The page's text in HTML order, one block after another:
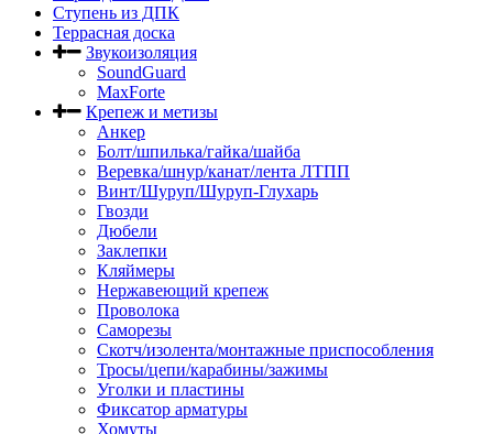
Ступень из ДПК
Террасная доска
Звукоизоляция
SoundGuard
MaxForte
Крепеж и метизы
Анкер
Болт/шпилька/гайка/шайба
Веревка/шнур/канат/лента ЛТПП
Винт/Шуруп/Шуруп-Глухарь
Гвозди
Дюбели
Заклепки
Кляймеры
Нержавеющий крепеж
Проволока
Саморезы
Скотч/изолента/монтажные приспособления
Тросы/цепи/карабины/зажимы
Уголки и пластины
Фиксатор арматуры
Хомуты